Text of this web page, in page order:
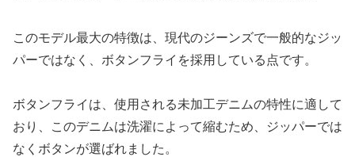
このモデル最大の特徴は、現代のジーンズで一般的なジッ
パーではなく、ボタンフライを採用している点です。
ボタンフライは、使用される未加工デニムの特性に適して
おり、このデニムは洗濯によって縮むため、ジッパーでは
なくボタンが選ばれました。